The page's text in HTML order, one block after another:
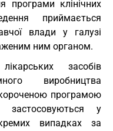
програми клінічних
приймається
влади у галузі
ним органом.
засобів
виробництва
програмою
у
випадках за